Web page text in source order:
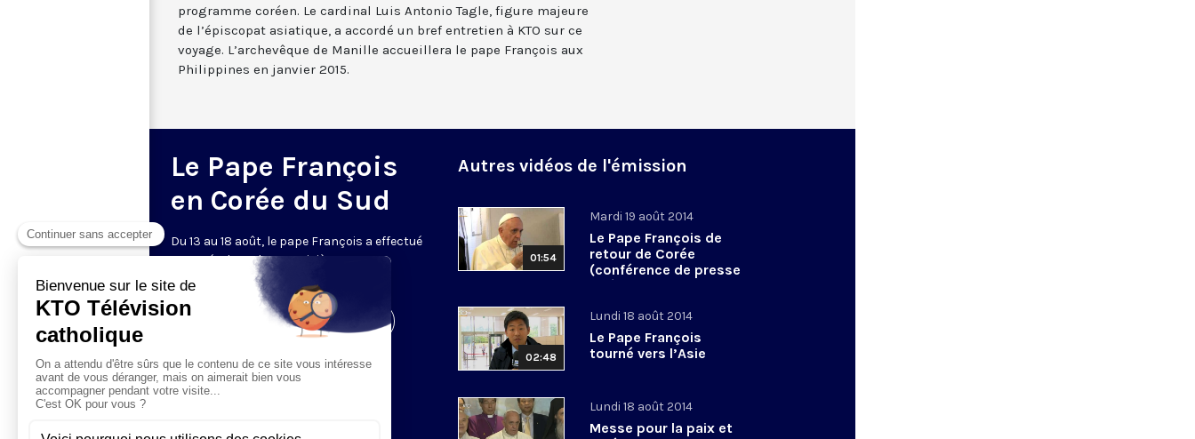
programme coréen. Le cardinal Luis Antonio Tagle, figure majeure
de l’épiscopat asiatique, a accordé un bref entretien à KTO sur ce
voyage. L’archevêque de Manille accueillera le pape François aux
Philippines en janvier 2015.
Le Pape François
en Corée du Sud
Du 13 au 18 août, le pape François a effectué
en Corée du Sud son troisième voyage
apostolique hors d'Italie.
Visiter la page de l'émission
Autres vidéos de l'émission
01:54
Mardi 19 août 2014
Le Pape François de
retour de Corée
(conférence de presse
intégrale)
02:48
Lundi 18 août 2014
Le Pape François
tourné vers l’Asie
Lundi 18 août 2014
Messe pour la paix et